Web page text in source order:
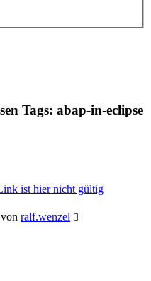
Tags: abap-in-eclipse
ist hier nicht gültig
ralf.wenzel